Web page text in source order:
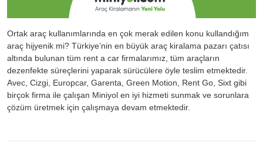
Ortak araç kullanımlarında en çok merak edilen konu kullandığım
araç hijyenik mi? Türkiye’nin en büyük araç kiralama pazarı çatısı
altında bulunan tüm rent a car firmalarımız, tüm araçların
dezenfekte süreçlerini yaparak sürücülere öyle teslim etmektedir.
Avec, Cizgi, Europcar, Garenta, Green Motion, Rent Go, Sixt gibi
birçok firma ile çalışan Miniyol en iyi hizmeti sunmak ve sorunlara
çözüm üretmek için çalışmaya devam etmektedir.